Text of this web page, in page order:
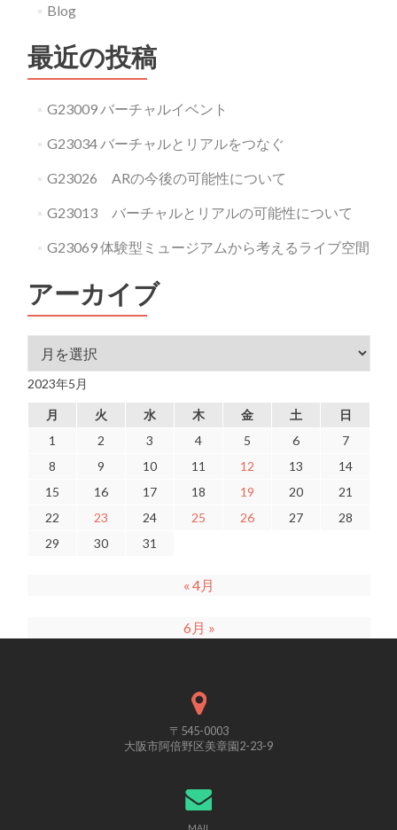
Blog
最近の投稿
G23009 バーチャルイベント
G23034 バーチャルとリアルをつなぐ
G23026 ARの今後の可能性について
G23013 バーチャルとリアルの可能性について
G23069 体験型ミュージアムから考えるライブ空間
アーカイブ
アーカイブ
2023年5月
月 火 水 木 金 土
日
1
2 3 4 5 6
7
8
9 10 11 12 13
14
15
16 17 18 19 20
21
22
23 24 25 26 27
28
29
30 31
« 4月
6月 »
〒545-0003
大阪市阿倍野区美章園2-23-9
MAIL